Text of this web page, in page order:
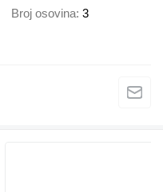
Broj osovina 3